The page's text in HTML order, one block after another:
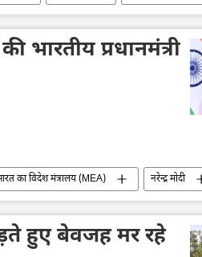
प्रधानमंत्री
का विदेश मंत्रालय (MEA)
नरेन्द्र मोदी
ऊर्जा क्षेत्र
ईरान
हुए बेवजह मर रहे